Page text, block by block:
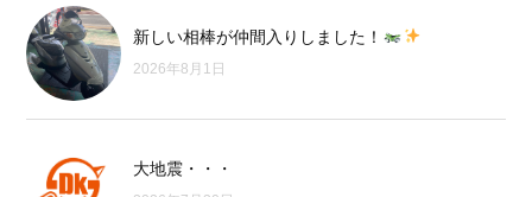
新しい相棒が仲間入りしました！
2026年8月1日
大地震・・・